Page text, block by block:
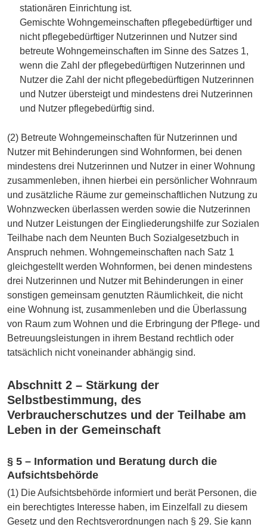
stationären Einrichtung ist.
Gemischte Wohngemeinschaften pflegebedürftiger und
nicht pflegebedürftiger Nutzerinnen und Nutzer sind
betreute Wohngemeinschaften im Sinne des Satzes 1,
wenn die Zahl der pflegebedürftigen Nutzerinnen und
Nutzer die Zahl der nicht pflegebedürftigen Nutzerinnen
und Nutzer übersteigt und mindestens drei Nutzerinnen
und Nutzer pflegebedürftig sind.
(2) Betreute Wohngemeinschaften für Nutzerinnen und
Nutzer mit Behinderungen sind Wohnformen, bei denen
mindestens drei Nutzerinnen und Nutzer in einer Wohnung
zusammenleben, ihnen hierbei ein persönlicher Wohnraum
und zusätzliche Räume zur gemeinschaftlichen Nutzung zu
Wohnzwecken überlassen werden sowie die Nutzerinnen
und Nutzer Leistungen der Eingliederungshilfe zur Sozialen
Teilhabe nach dem Neunten Buch Sozialgesetzbuch in
Anspruch nehmen. Wohngemeinschaften nach Satz 1
gleichgestellt werden Wohnformen, bei denen mindestens
drei Nutzerinnen und Nutzer mit Behinderungen in einer
sonstigen gemeinsam genutzten Räumlichkeit, die nicht
eine Wohnung ist, zusammenleben und die Überlassung
von Raum zum Wohnen und die Erbringung der Pflege- und
Betreuungsleistungen in ihrem Bestand rechtlich oder
tatsächlich nicht voneinander abhängig sind.
Abschnitt 2 – Stärkung der
Selbstbestimmung, des
Verbraucherschutzes und der Teilhabe am
Leben in der Gemeinschaft
§ 5 – Information und Beratung durch die
Aufsichtsbehörde
(1) Die Aufsichtsbehörde informiert und berät Personen, die
ein berechtigtes Interesse haben, im Einzelfall zu diesem
Gesetz und den Rechtsverordnungen nach § 29. Sie kann